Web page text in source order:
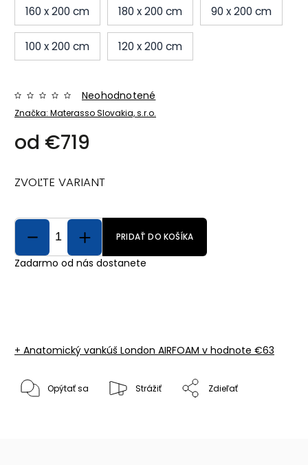
160 x 200 cm 180 x 200 cm 90 x 200 cm
100 x 200 cm 120 x 200 cm
Značka: Materasso Slovakia, s.r.o.
Neohodnotené
od €719
ZVOĽTE VARIANT
PRIDAŤ DO KOŠÍKA
Zadarmo od nás dostanete
+ Anatomický vankúš London AIRFOAM v hodnote €63
Opýtať sa Strážiť Zdieľať